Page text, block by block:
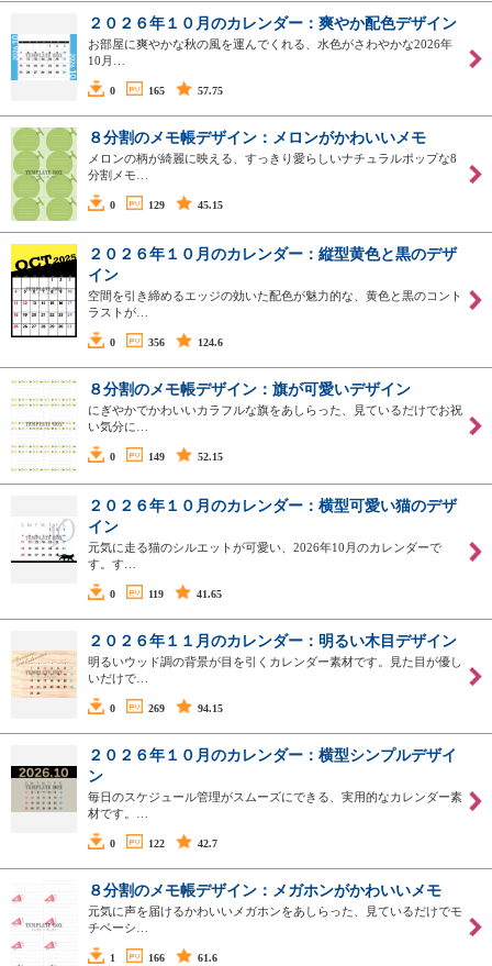
２０２６年１０月のカレンダー：爽やか配色デザイン
お部屋に爽やかな秋の風を運んでくれる、水色がさわやかな2026年
10月…
0 165 57.75
８分割のメモ帳デザイン：メロンがかわいいメモ
メロンの柄が綺麗に映える、すっきり愛らしいナチュラルポップな8
分割メモ…
0 129 45.15
２０２６年１０月のカレンダー：縦型黄色と黒のデザ
イン
空間を引き締めるエッジの効いた配色が魅力的な、黄色と黒のコント
ラストが…
0 356 124.6
８分割のメモ帳デザイン：旗が可愛いデザイン
にぎやかでかわいいカラフルな旗をあしらった、見ているだけでお祝
い気分に…
0 149 52.15
２０２６年１０月のカレンダー：横型可愛い猫のデザ
イン
元気に走る猫のシルエットが可愛い、2026年10月のカレンダーで
す。す…
0 119 41.65
２０２６年１１月のカレンダー：明るい木目デザイン
明るいウッド調の背景が目を引くカレンダー素材です。見た目が優し
いだけで…
0 269 94.15
２０２６年１０月のカレンダー：横型シンプルデザイ
ン
毎日のスケジュール管理がスムーズにできる、実用的なカレンダー素
材です。…
0 122 42.7
８分割のメモ帳デザイン：メガホンがかわいいメモ
元気に声を届けるかわいいメガホンをあしらった、見ているだけでモ
チベーシ…
1 166 61.6